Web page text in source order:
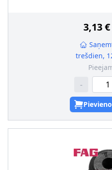
ieteicama nomaiņa pa
3,13 €
trešdien,
-